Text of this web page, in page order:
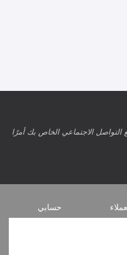
الاجتماعي الخاص بك أمرًا
حسابي